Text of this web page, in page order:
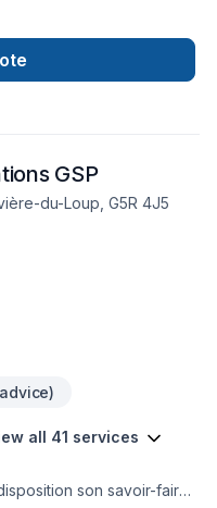
ainsi que
votre réalité et
GSP
du-Loup, G5R 4J5
all 41 services
son savoir-faire